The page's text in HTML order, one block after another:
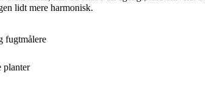
lidt mere harmonisk.
fugtmålere
planter